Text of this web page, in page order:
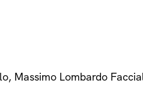
Massimo Lombardo